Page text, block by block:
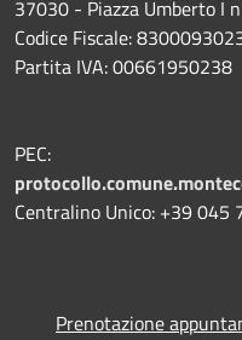
37030 - Piazza Umberto I
Codice Fiscale:
Partita IVA: 00661950238
PEC:
Centralino Unico: +39 045
Prenotazione